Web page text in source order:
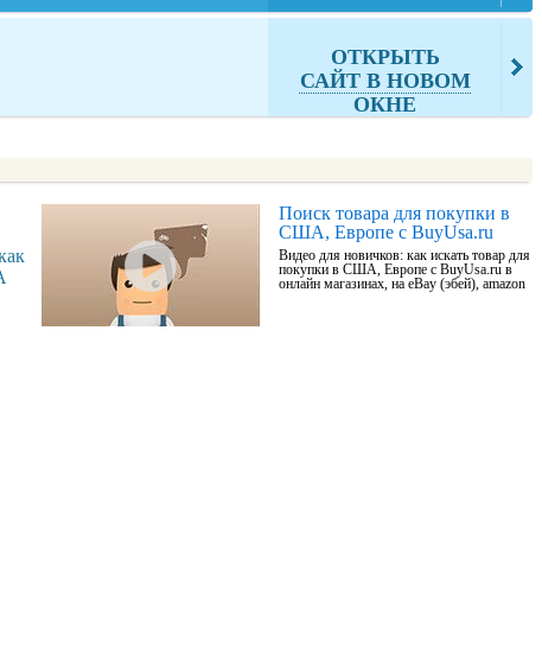
ОТКРЫТЬ
САЙТ В НОВОМ
ОКНЕ
Поиск товара для покупки в
США, Европе с BuyUsa.ru
Видео для новичков: как искать товар для
покупки в США, Европе с BuyUsa.ru в
онлайн магазинах, на eBay (эбей), amazon